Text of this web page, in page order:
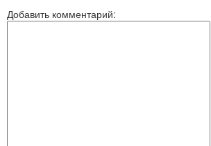
Добавить комментарий: